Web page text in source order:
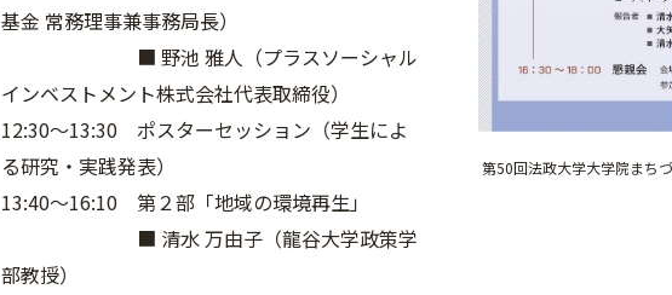
基金 常務理事兼事務局長）
■ 野池 雅人（プラスソーシャル
インベストメント株式会社代表取締役）
12:30～13:30 ポスターセッション（学生によ
る研究・実践発表）
13:40～16:10 第２部「地域の環境再生」
■ 清水 万由子（龍谷大学政策学
部教授）
第50回法政大学大学院まち